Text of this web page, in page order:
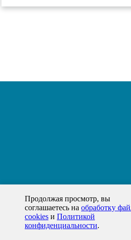
Продолжая просмотр, вы
соглашаетесь на обработку
cookies и Политикой
конфиденциальности.